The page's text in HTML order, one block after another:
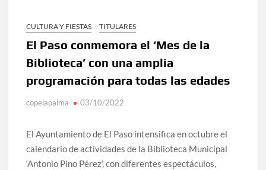
CULTURA Y FIESTAS TITULARES
El Paso conmemora el ‘Mes de la
Biblioteca’ con una amplia
programación para todas las edades
copelapalma 03/10/2022
El Ayuntamiento de El Paso intensifica en octubre el
calendario de actividades de la Biblioteca Municipal
‘Antonio Pino Pérez’, con diferentes espectáculos,